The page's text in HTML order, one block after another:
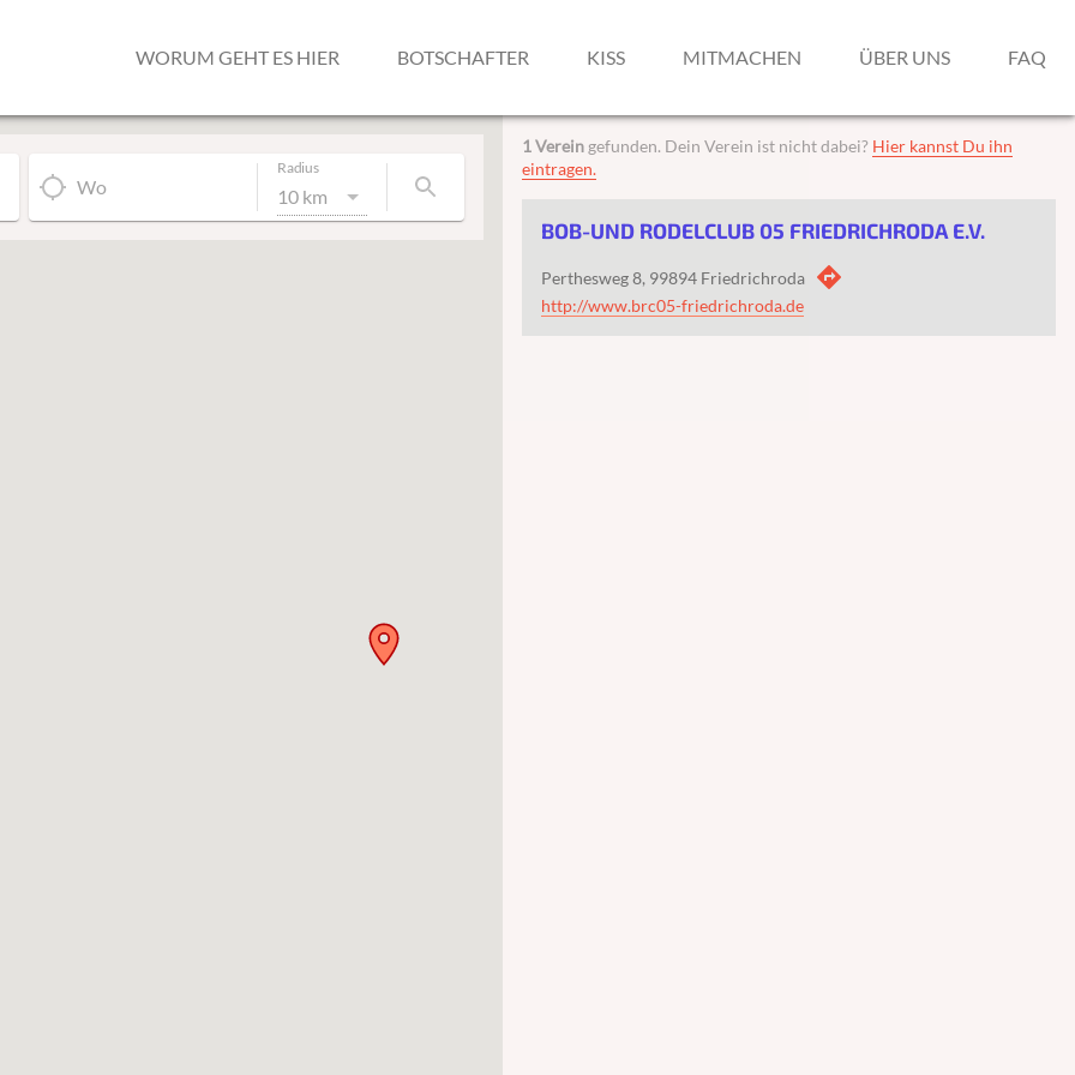
WORUM GEHT ES HIER BOTSCHAFTER KISS MITMACHEN ÜBER UNS FAQ
Radius
1Verein gefunden. Dein Verein ist nicht dabei? Hier kannst Du ihn
eintragen.
BOB-UND RODELCLUB 05 FRIEDRICHRODA E.V.
Perthesweg 8, 99894 Friedrichroda directions
http://www.brc05-friedrichroda.de